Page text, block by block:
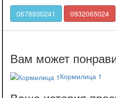
0678930241
0932065024
Кормилица 1